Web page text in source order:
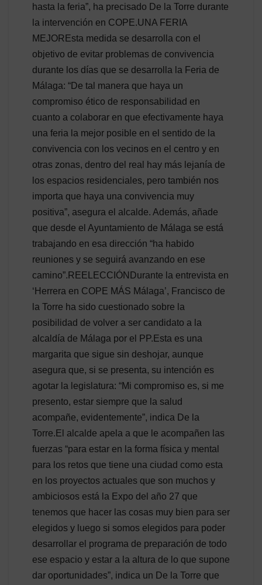
hasta la feria”, ha precisado De la Torre durante
la intervención en COPE.UNA FERIA
MEJOREsta medida se desarrolla con el
objetivo de evitar problemas de convivencia
durante los días que se desarrolla la Feria de
Málaga: “De tal manera que haya un
compromiso ético de responsabilidad en
cuanto a colaborar en que efectivamente haya
una feria la mejor posible en el sentido de la
convivencia con los vecinos en el centro y en
otras zonas, dentro del real hay más lejanía de
los espacios residenciales, pero también nos
importa que haya una convivencia muy
positiva”, asegura el alcalde. Además, añade
que desde el Ayuntamiento de Málaga se está
trabajando en esa dirección “ha habido
reuniones y se seguirá avanzando en ese
camino”.REELECCIÓNDurante la entrevista en
‘Herrera en COPE MÁS Málaga’, Francisco de
la Torre ha sido cuestionado sobre la
posibilidad de volver a ser candidato a la
alcaldía de Málaga por el PP.Esta es una
margarita que sigue sin deshojar, aunque
asegura que, si se presenta, su intención es
agotar la legislatura: “Mi compromiso es, si me
presento, estar siempre que la salud
acompañe, evidentemente”, indica De la
Torre.El alcalde apela a que le acompañen las
fuerzas “para estar en la forma física y mental
para los retos que tiene una ciudad como esta
en los proyectos actuales que son muchos y
ambiciosos está la Expo del año 27 que
tenemos que hacer las cosas muy bien para ser
elegidos y luego si somos elegidos para poder
desarrollar el programa de preparación de todo
ese espacio y estar a la altura de lo que supone
dar oportunidades”, indica un De la Torre que